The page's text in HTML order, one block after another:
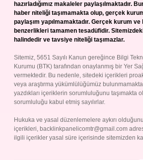
hazırladığımız makaleler paylaşılmaktadır.
haber niteliği taşımamakta olup, gerçek
paylaşım yapılmamaktadır. Gerçek kurum
benzerlikleri tamamen tesadüfidir.
halindedir ve tavsiye niteliği taşımazlar.
Sitemiz, 5651 Sayılı Kanun gereğince Bilgi
Kurumu (BTK) tarafından onaylanmış bir Yer
vermektedir. Bu nedenle, sitedeki içerikleri
veya araştırma yükümlülüğümüz
yazdıkları içeriklerin sorumluluğunu taşımakta
sorumluluğu kabul etmiş sayılırlar.
Hukuka ve yasal düzenlemelere aykırı
içerikleri, backlinkpanelicomtr@gmail.com
ilgili içerikler yasal süre içerisinde sitemizden